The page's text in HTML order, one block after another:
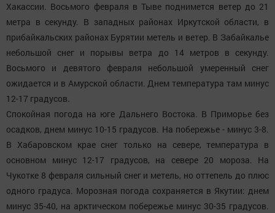
Хакассии. Восьмого февраля в Тыве поднимется ветер до 21
метра в секунду. В западных районах Иркутской области, в
прибайкальских районах Бурятии метель и ветер. В Забайкалье
небольшой снег и порывы ветра до 14 метров в секунду.
Восьмого и девятого февраля небольшой умеренный снег
ожидается и в Амурской области. Днем температура там минус
12-17 градусов.
Спокойная погода на юге Дальнего Востока. В Приморье без
осадков, днем минус 10-15 градусов. На побережье - минус 3-8.
В Хабаровском крае снег только на севере, температура в
основном минус 12-17 градусов, на севере 20 мороза. На
Чукотке 8 февраля сильный снег и метель, но оттепель до плюс
одного градуса. Морозная погода сохраняется в Якутии: днем
минус 35-40, на арктическом побережье минус 30-35 градусов.